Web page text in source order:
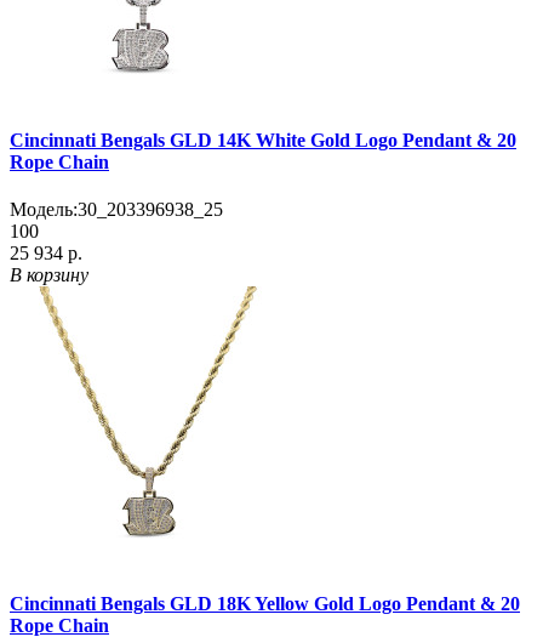
Cincinnati Bengals GLD 14K White Gold Logo Pendant & 20
Rope Chain
Модель:30_203396938_25
100
25 934 р.
В корзину
Cincinnati Bengals GLD 18K Yellow Gold Logo Pendant & 20
Rope Chain